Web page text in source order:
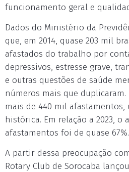
funcionamento geral e
Dados do Ministério da
que, em 2014, quase 203 mil
afastados do trabalho por
depressivos, estresse grave,
e outras questões de saúde
números mais que duplicaram.
mais de 440 mil afastamentos,
histórica. Em relação a 2023, o
afastamentos foi de quase 67%.
A partir dessa preocupação
Rotary Club de Sorocaba